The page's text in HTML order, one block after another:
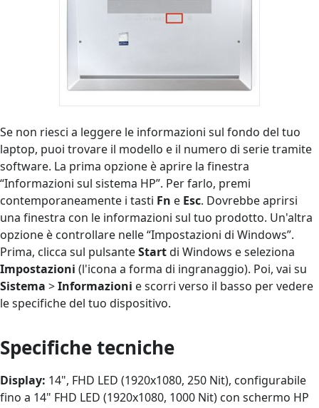
Se non riesci a leggere le informazioni sul fondo del tuo
laptop, puoi trovare il modello e il numero di serie tramite
software. La prima opzione è aprire la finestra
“Informazioni sul sistema HP”. Per farlo, premi
contemporaneamente i tasti Fn e Esc. Dovrebbe aprirsi
una finestra con le informazioni sul tuo prodotto. Un'altra
opzione è controllare nelle “Impostazioni di Windows”.
Prima, clicca sul pulsanteStartdi Windows e seleziona
Impostazioni (l'icona a forma di ingranaggio). Poi, vai su
Sistema >Informazioni e scorri verso il basso per vedere
le specifiche del tuo dispositivo.
Specifiche tecniche
Display: 14", FHD LED (1920x1080, 250 Nit), configurabile
fino a 14" FHD LED (1920x1080, 1000 Nit) con schermo HP